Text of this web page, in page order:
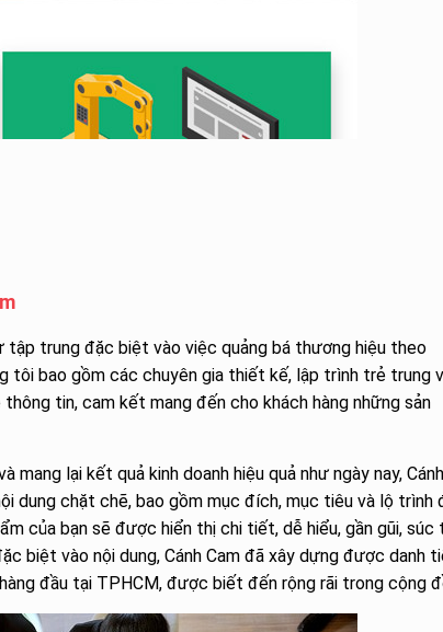
trung đặc biệt vào việc quảng bá thương hiệu theo
tôi bao gồm các chuyên gia thiết kế, lập trình trẻ trung
tin, cam kết mang đến cho khách hàng những sản
lại kết quả kinh doanh hiệu quả như ngày nay, Cánh
dung chặt chẽ, bao gồm mục đích, mục tiêu và lộ trình
của bạn sẽ được hiển thị chi tiết, dễ hiểu, gần gũi, súc
biệt vào nội dung, Cánh Cam đã xây dựng được danh
đầu tại TPHCM, được biết đến rộng rãi trong cộng